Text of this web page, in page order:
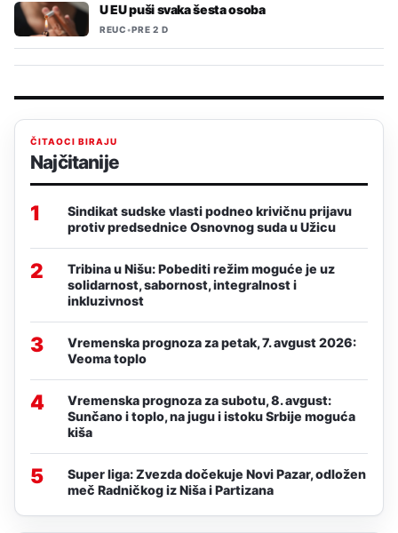
U EU puši svaka šesta osoba
REUC•PRE 2 D
ČITAOCI BIRAJU
Najčitanije
1
Sindikat sudske vlasti podneo krivičnu prijavu
protiv predsednice Osnovnog suda u Užicu
2
Tribina u Nišu: Pobediti režim moguće je uz
solidarnost, sabornost, integralnost i
inkluzivnost
3
Vremenska prognoza za petak, 7. avgust 2026:
Veoma toplo
4
Vremenska prognoza za subotu, 8. avgust:
Sunčano i toplo, na jugu i istoku Srbije moguća
kiša
5
Super liga: Zvezda dočekuje Novi Pazar, odložen
meč Radničkog iz Niša i Partizana